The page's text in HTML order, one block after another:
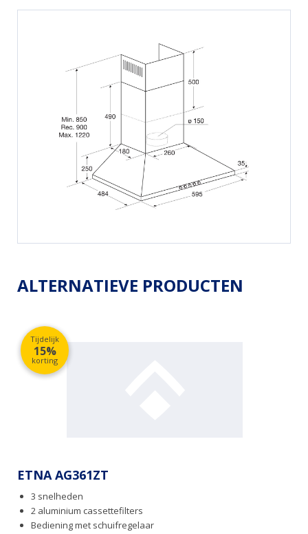
ALTERNATIEVE PRODUCTEN
Tijdelijk
15%
korting
ETNA AG361ZT
3 snelheden
2 aluminium cassettefilters
Bediening met schuifregelaar